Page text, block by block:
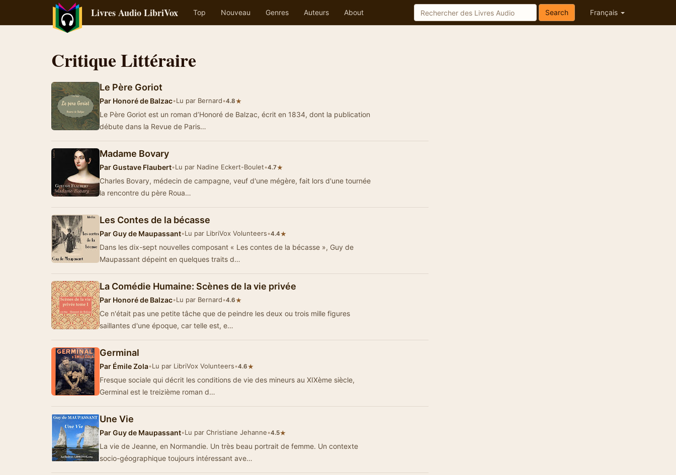
Livres Audio LibriVox Top Nouveau Genres Auteurs About Français
Search
Critique Littéraire
Le Père Goriot
Par Honoré de Balzac•Lu par Bernard•4.8★
Le Père Goriot est un roman d’Honoré de Balzac, écrit en 1834, dont la publication
débute dans la Revue de Paris…
Madame Bovary
ParGustave Flaubert•Lu par Nadine Eckert-Boulet•4.7★
Charles Bovary, médecin de campagne, veuf d'une mégère, fait lors d'une tournée
la rencontre du père Roua…
Les Contes de la bécasse
ParGuy de Maupassant•Lu par LibriVox Volunteers•4.4★
Dans les dix-sept nouvelles composant « Les contes de la bécasse », Guy de
Maupassant dépeint en quelques traits d…
La Comédie Humaine: Scènes de la vie privée
Par Honoré de Balzac•Lu par Bernard•4.6★
Ce n'était pas une petite tâche que de peindre les deux ou trois mille figures
saillantes d'une époque, car telle est, e…
Germinal
Par Émile Zola•Lu par LibriVox Volunteers•4.6★
Fresque sociale qui décrit les conditions de vie des mineurs au XIXème siècle,
Germinal est le treizième roman d…
Une Vie
ParGuy de Maupassant•Lu par Christiane Jehanne•4.5★
La vie de Jeanne, en Normandie. Un très beau portrait de femme. Un contexte
socio-géographique toujours intéressant ave…